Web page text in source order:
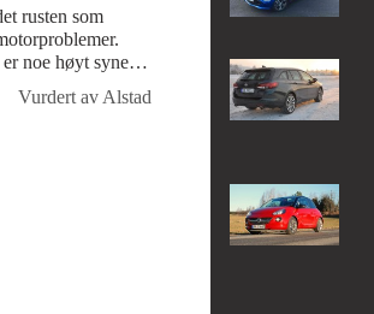
rusten som
noe høyt synes
Vurdert av Alstad